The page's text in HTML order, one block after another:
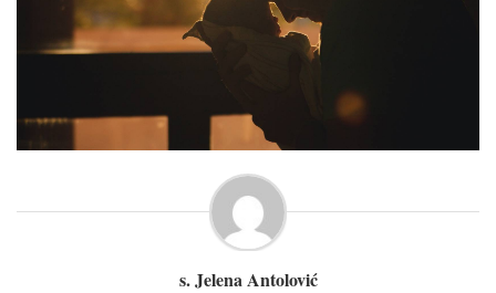
s. Jelena Antolović